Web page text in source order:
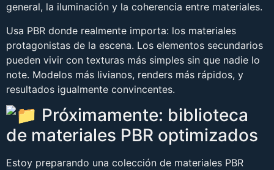
general, la iluminación y la coherencia entre materiales.
Usa PBR donde realmente importa: los materiales
protagonistas de la escena. Los elementos secundarios
pueden vivir con texturas más simples sin que nadie lo
note. Modelos más livianos, renders más rápidos, y
resultados igualmente convincentes.
Próximamente: biblioteca
de materiales PBR optimizados
Estoy preparando una colección de materiales PBR